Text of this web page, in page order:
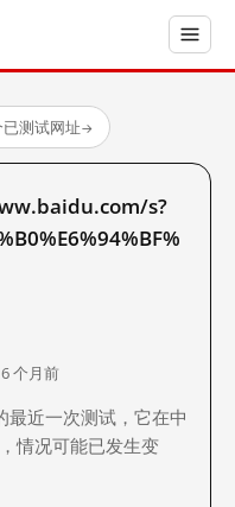
测试网址→
s?
个月前
近一次测试，它在中
情况可能已发生变